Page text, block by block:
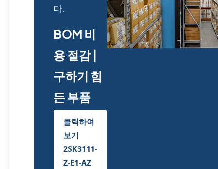
다.
BOM 비
용 절감 |
구하기 힘
든 부품
클릭하여
보기
2SK3111-
Z-E1-AZ